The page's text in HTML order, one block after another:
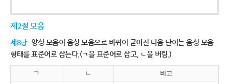
제2절 모음
제8항 양성 모음이 음성 모음으로 바뀌어 굳어진 다음 단어는 음성 모음
형태를 표준어로 삼는다.(ㄱ을 표준어로 삼고, ㄴ을 버림.)
ㄱ ㄴ 비고